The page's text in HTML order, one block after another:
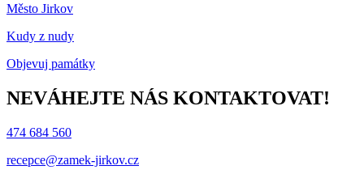
Město Jirkov
Kudy z nudy
Objevuj památky
NEVÁHEJTE NÁS KONTAKTOVAT!
474 684 560
recepce@zamek-jirkov.cz